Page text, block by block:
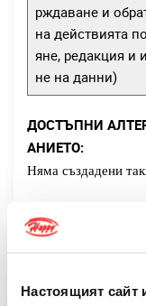
Настоящият сайт
рждаване и
на действията
яне, редакция и
не на данни)
ДОСТЪПНИ
АНИЕТО:
Няма създадени
Дата на
01.05.2022 г.
Дата на ежегодна